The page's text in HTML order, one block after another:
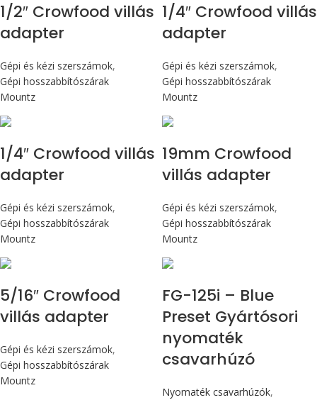
1/2″ Crowfood villás
adapter
Gépi és kézi szerszámok,
Gépi hosszabbítószárak
Mountz
1/4″ Crowfood villás
adapter
Gépi és kézi szerszámok,
Gépi hosszabbítószárak
Mountz
1/4″ Crowfood villás
adapter
Gépi és kézi szerszámok,
Gépi hosszabbítószárak
Mountz
19mm Crowfood
villás adapter
Gépi és kézi szerszámok,
Gépi hosszabbítószárak
Mountz
5/16″ Crowfood
villás adapter
Gépi és kézi szerszámok,
Gépi hosszabbítószárak
Mountz
FG-125i – Blue
Preset Gyártósori
nyomaték
csavarhúzó
Nyomaték csavarhúzók,